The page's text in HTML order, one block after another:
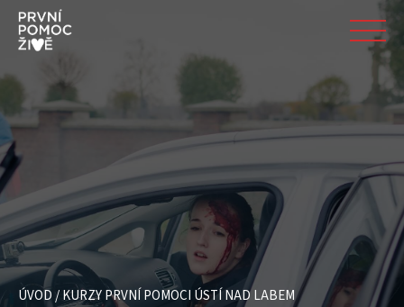
ÚVOD/KURZY PRVNÍ POMOCI ÚSTÍ NAD LABEM